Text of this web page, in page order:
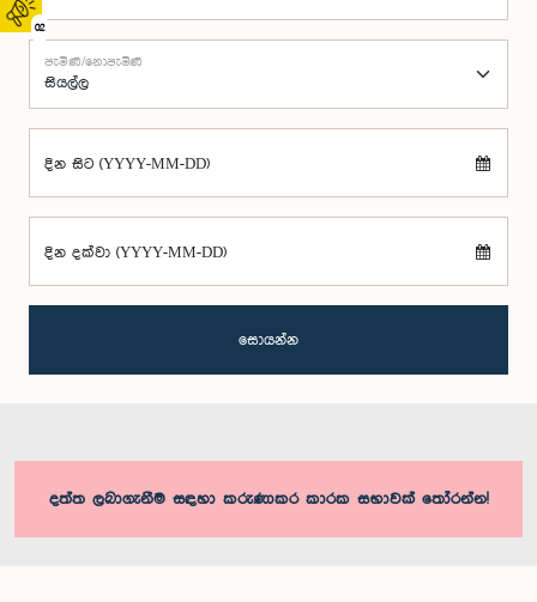
02
පැමිණි/නොපැමිණි
දින සිට (YYYY-MM-DD)
දින දක්වා (YYYY-MM-DD)
සොයන්න
දත්ත ලබාගැනීම සඳහා කරුණාකර කාරක සභාවක් තෝරන්න!